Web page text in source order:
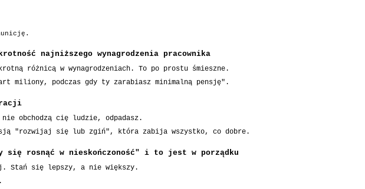
najniższego wynagrodzenia pracownika
różnicą w wynagrodzeniach. To po prostu śmieszne.
miliony, podczas gdy ty zarabiasz minimalną pensję".
obchodzą cię ludzie, odpadasz.
"rozwijaj się lub zgiń", która zabija wszystko, co dobre.
się rosnąć w nieskończoność" i to jest w porządku
Stań się lepszy, a nie większy.